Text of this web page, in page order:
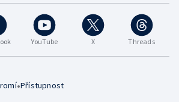
YouTube X Threads
•Přístupnost